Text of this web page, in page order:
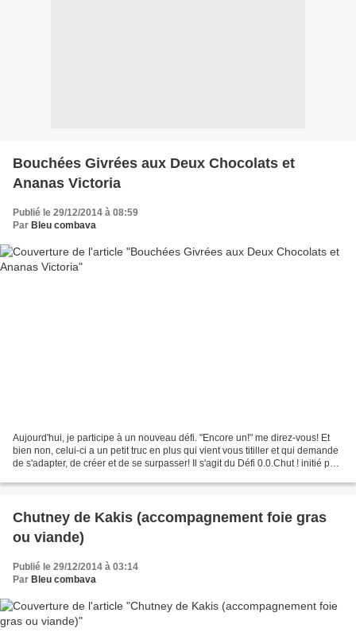
Bouchées Givrées aux Deux Chocolats et
Ananas Victoria
Publié le 29/12/2014 à 08:59
Par Bleu combava
Aujourd'hui, je participe à un nouveau défi. "Encore un!" me direz-vous! Et
bien non, celui-ci a un petit truc en plus qui vient vous titiller et qui demande
de s'adapter, de créer et de se surpasser! Il s'agit du Défi 0.0.Chut ! initié par
Chutney de Kakis (accompagnement foie gras
ou viande)
Publié le 29/12/2014 à 03:14
Par Bleu combava